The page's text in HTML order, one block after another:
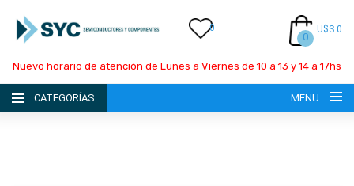
0
0
U$S 0
Nuevo horario de atención de Lunes a Viernes de 10 a 13 y 14 a 17hs
CATEGORÍAS MENU